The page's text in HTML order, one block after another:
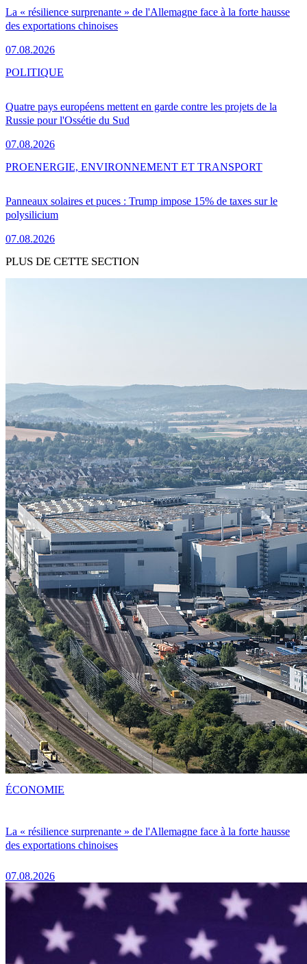
La « résilience surprenante » de l'Allemagne face à la forte hausse
des exportations chinoises
07.08.2026
Quatre pays européens mettent en garde contre les projets de la
Russie pour l'Ossétie du Sud
07.08.2026
POLITIQUE
Panneaux solaires et puces : Trump impose 15% de taxes sur le
polysilicium
07.08.2026
PROENERGIE, ENVIRONNEMENT ET TRANSPORT
PLUS DE CETTE SECTION
La « résilience surprenante » de l'Allemagne face à la forte hausse
des exportations chinoises
07.08.2026
ÉCONOMIE